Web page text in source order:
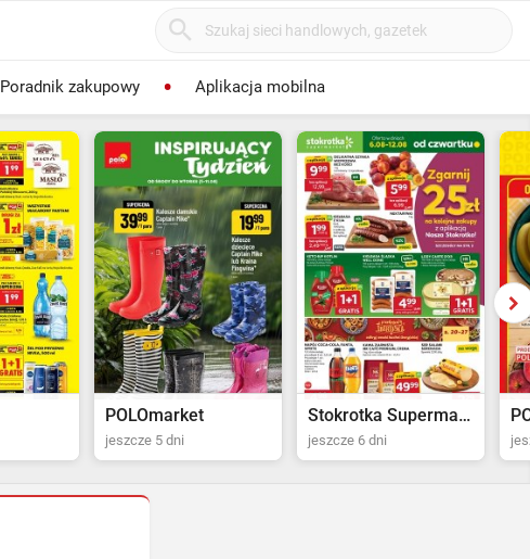
Poradnik zakupowy Aplikacja mobilna
POLOmarket
jeszcze 5 dni
Stokrotka Supermarket
jeszcze 6 dni